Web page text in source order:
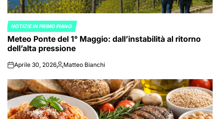
POSTED
IN
NOTIZIE IN PRIMO PIANO
Meteo Ponte del 1° Maggio: dall’instabilità al ritorno
dell’alta pressione
onAprile 30, 2026Posted
Matteo Bianchi